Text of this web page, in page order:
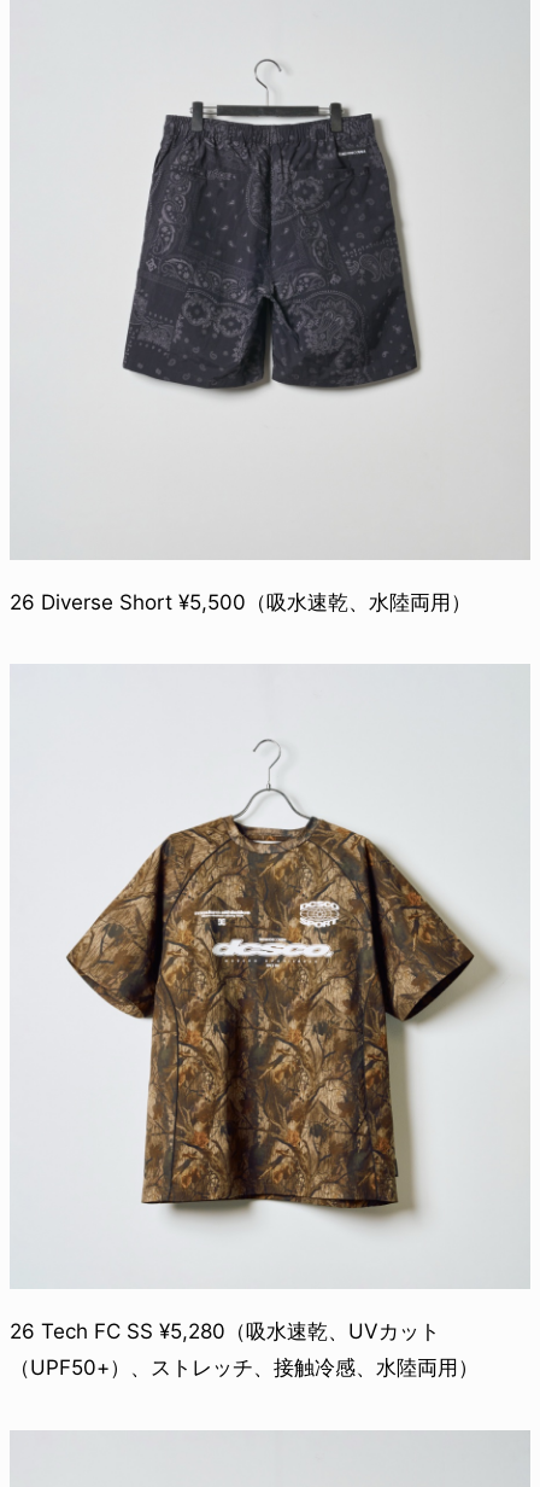
26 Diverse Short ¥5,500（吸水速乾、水陸両用）
26 Tech FC SS ¥5,280（吸水速乾、UVカット
（UPF50+）、ストレッチ、接触冷感、水陸両用）